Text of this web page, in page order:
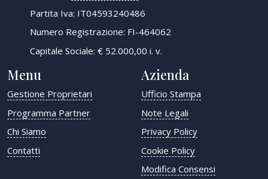
Partita Iva: IT04593240486
Numero Registrazione: FI-464062
Capitale Sociale: € 52.000,00 i. v.
Menu
Gestione Proprietari
Programma Partner
Chi Siamo
Contatti
Azienda
Ufficio Stampa
Note Legali
Privacy Policy
Cookie Policy
Modifica Consensi